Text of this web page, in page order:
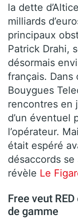
la dette
milliards
principaux
Patrick Drahi,
désormais
français.
Bouygues
rencontres en
d’un éventuel
l’opérateur.
était espéré
désaccords
révèle Le
Free veut
de gamme